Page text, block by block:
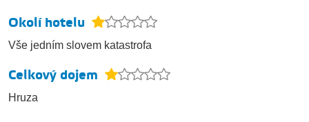
Okolí hotelu
Vše jedním slovem katastrofa
Celkový dojem
Hruza